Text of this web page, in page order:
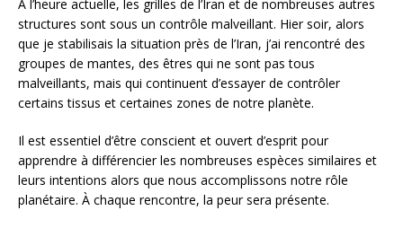
À l’heure actuelle, les grilles de l’Iran et de nombreuses autres
structures sont sous un contrôle malveillant. Hier soir, alors
que je stabilisais la situation près de l’Iran, j’ai rencontré des
groupes de mantes, des êtres qui ne sont pas tous
malveillants, mais qui continuent d’essayer de contrôler
certains tissus et certaines zones de notre planète.
Il est essentiel d’être conscient et ouvert d’esprit pour
apprendre à différencier les nombreuses espèces similaires et
leurs intentions alors que nous accomplissons notre rôle
planétaire. À chaque rencontre, la peur sera présente.